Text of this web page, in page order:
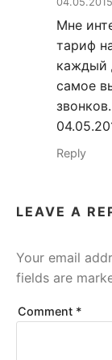
Мне
тариф
каждый
самое
Reply
LEAVE A
Your email
fields are
Comment *